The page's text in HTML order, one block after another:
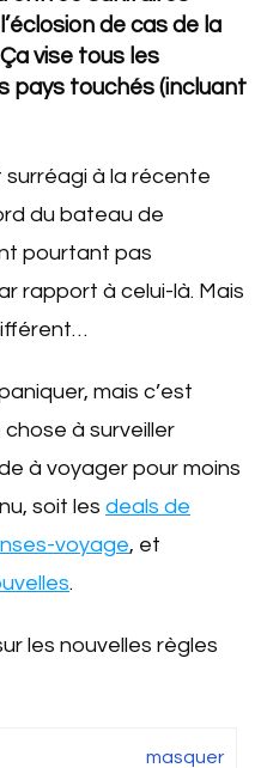
de cas de la
vise tous les
pays touchés (incluant
surréagi à la récente
du bateau de
pourtant pas
rapport à celui-là. Mais
mais c’est
à surveiller
à voyager pour moins
soit les deals de
voyage, et
.
les nouvelles règles
masquer